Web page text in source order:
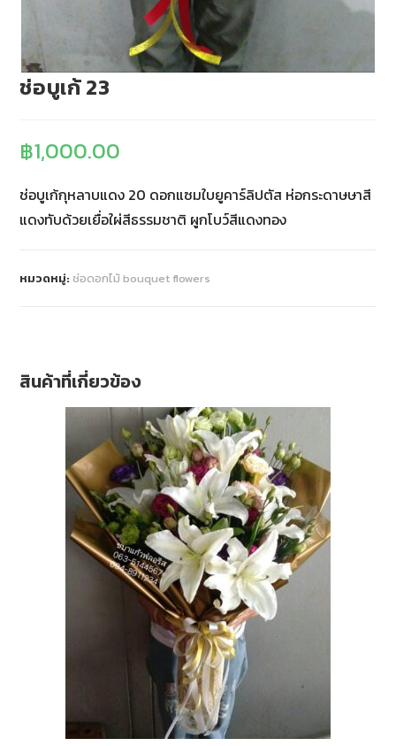
ช่อบูเก้ 23
฿1,000.00
ช่อบูเก้กุหลาบแดง 20 ดอกแซมใบยูคาร์ลิปตัส ห่อกระดาษษาสี
แดงทับด้วยเยื่อใผ่สีธรรมชาติ ผูกโบว์สีแดงทอง
หมวดหมู่:ช่อดอกไม้ bouquet flowers
สินค้าที่เกี่ยวข้อง